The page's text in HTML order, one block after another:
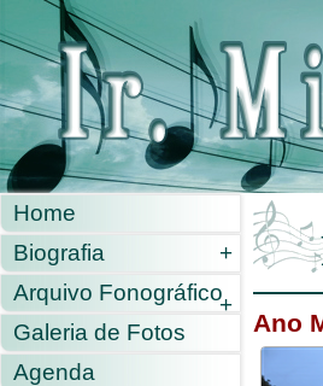
Home
Biografia
+
Arquivo Fonográfico+
Galeria de Fotos
Agenda
Ano